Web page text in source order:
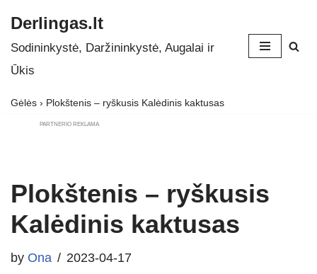
Skip
to
Derlingas.lt
Sodininkystė, Daržininkystė, Augalai ir
Ūkis
Gėlės › Plokštenis – ryškusis Kalėdinis kaktusas
PARTNERIO REKLAMA
Plokštenis – ryškusis
Kalėdinis kaktusas
by Ona 2023-04-17